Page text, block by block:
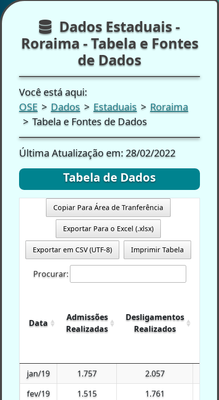
Dados Estaduais -
Roraima - Tabela e Fontes
de Dados
Você está aqui:
OSE
Dados Estaduais
Roraima
Tabela e Fontes de Dados
Última Atualização em: 28/02/2022
Tabela de Dados
Copiar Para Área de Tranferência
Exportar Para o Excel (.xlsx)
Exportar em CSV (UTF-8) Imprimir Tabela
Procurar:
Data
Admissões
Realizadas
Desligamentos
Realizados
Data
Admissões
Realizadas
Desligamentos
Realizados
jan/19 1.757 2.057
fev/19
1.515 1.761
Data
jan/19
fev/19